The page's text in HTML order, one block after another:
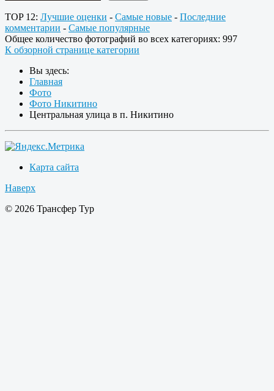
TOP 12: Лучшие оценки - Самые новые - Последние
комментарии - Самые популярные
Общее количество фотографий во всех категориях: 997
К обзорной странице категории
Вы здесь:
Главная
Фото
Фото Никитино
Центральная улица в п. Никитино
Карта сайта
Наверх
© 2026 Трансфер Тур